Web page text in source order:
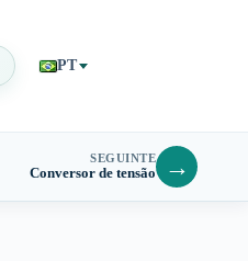
PT
SEGUINTE
Conversor de tensão →